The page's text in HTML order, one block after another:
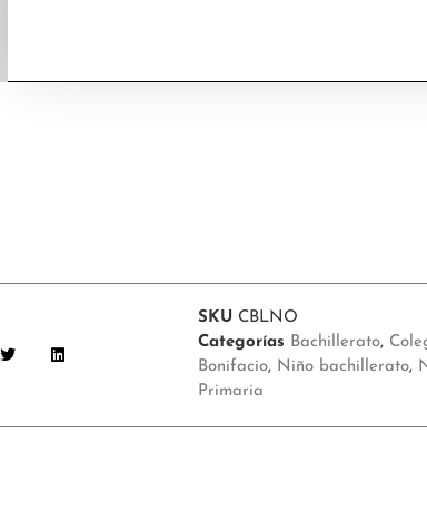
SKU CBLNO
Categorías Bachillerato,
Bonifacio, Niño bachillerato,
Primaria